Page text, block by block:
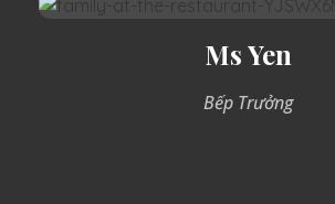
Ms Yen
Bếp Trưởng